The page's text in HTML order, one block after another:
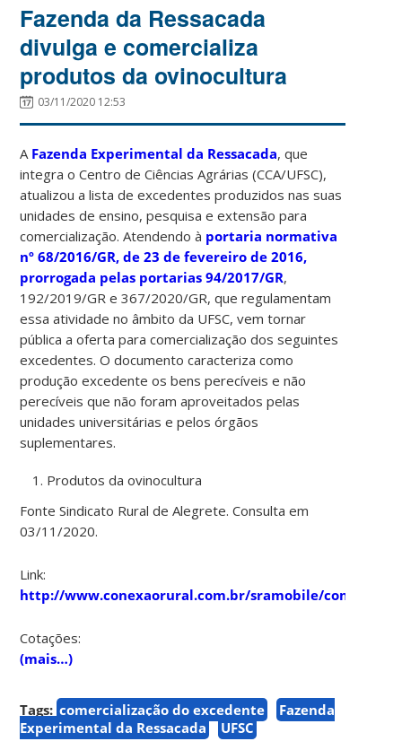
Fazenda da Ressacada
divulga e comercializa
produtos da ovinocultura
03/11/2020 12:53
A Fazenda Experimental da Ressacada, que
integra o Centro de Ciências Agrárias (CCA/UFSC),
atualizou a lista de excedentes produzidos nas suas
unidades de ensino, pesquisa e extensão para
comercialização. Atendendo à portaria normativa
nº 68/2016/GR, de 23 de fevereiro de 2016,
prorrogada pelas portarias 94/2017/GR,
192/2019/GR e 367/2020/GR, que regulamentam
essa atividade no âmbito da UFSC, vem tornar
pública a oferta para comercialização dos seguintes
excedentes. O documento caracteriza como
produção excedente os bens perecíveis e não
perecíveis que não foram aproveitados pelas
unidades universitárias e pelos órgãos
suplementares.
Produtos da ovinocultura
Fonte Sindicato Rural de Alegrete. Consulta em
03/11/2020.
Link:
http://www.conexaorural.com.br/sramobile/
Cotações:
(mais…)
Tags: comercialização do excedente
Fazenda
Experimental da Ressacada
UFSC